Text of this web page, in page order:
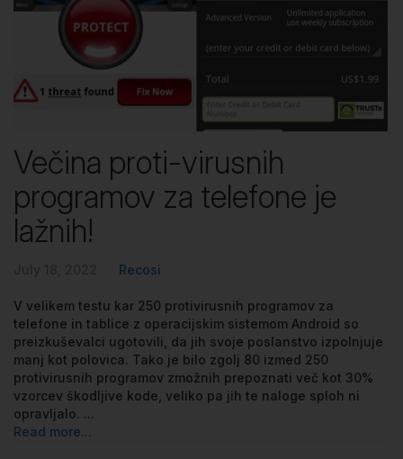
Večina proti-virusnih
programov za telefone je
lažnih!
Recosi
V velikem testu kar 250 protivirusnih programov za
telefone in tablice z operacijskim sistemom Android so
preizkuševalci ugotovili, da jih svoje poslanstvo izpolnjuje
manj kot polovica. Tako je bilo zgolj 80 izmed 250
protivirusnih programov zmožnih prepoznati več kot 30%
vzorcev škodljive kode, veliko pa jih te naloge sploh ni
opravljalo. ...
Read more...